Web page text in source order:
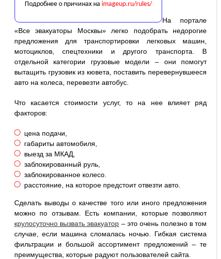
На портале
«Все эвакуаторы Москвы» легко подобрать недорогие
предложения для транспортировки легковых машин,
мотоциклов, спецтехники и другого транспорта. В
отдельной категории грузовые модели – они помогут
вытащить грузовик из кювета, поставить перевернувшееся
авто на колеса, перевезти автобус.
Что касается стоимости услуг, то на нее влияет ряд
факторов:
цена подачи,
габариты автомобиля,
выезд за МКАД,
заблокированный руль,
заблокированное колесо.
расстояние, на которое предстоит отвезти авто.
Сделать выводы о качестве того или иного предложения
можно по отзывам. Есть компании, которые позволяют
крулосуточно вызвать эвакуатор – это очень полезно в том
случае, если машина сломалась ночью. Гибкая система
фильтрации и большой ассортимент предложений – те
преимущества, которые радуют пользователей сайта.